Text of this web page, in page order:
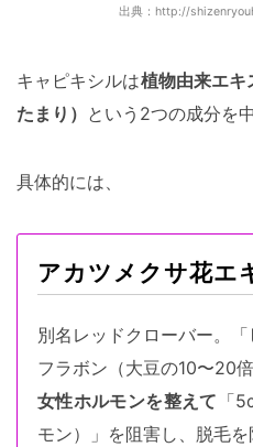
出典：http://
キャピキシルは植物由来エキ
たまり） という2つの成分を
具体的には、
アカツメクサ花エ
別名レッドクローバー。「
フラボン（大豆の10〜20
女性ホルモンを整えて 「
モン）」を阻害し、脱毛を